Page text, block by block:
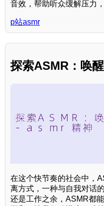
音效，帮助听众缓解压力
p站asmr
探索ASMR：唤
在这个快节奏的社会中，
离方式，一种与自我对话
还是工作之余，ASMR都